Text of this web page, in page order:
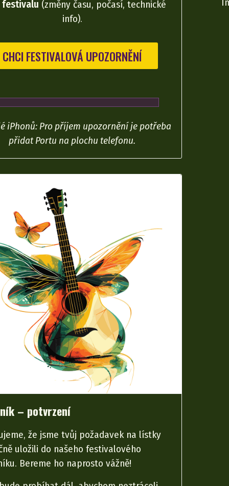
festivalu (změny času, počasí, technické
info).
CHCI FESTIVALOVÁ UPOZORNĚNÍ
iPhonů: Pro příjem upozornění je potřeba
přidat Portu na plochu telefonu.
– potvrzení
že jsme tvůj požadavek na lístky
uložili do našeho festivalového
Bereme ho naprosto vážně!